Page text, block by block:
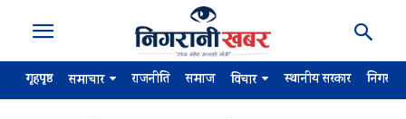
गृहपृष्ठ समाचार राजनीति समाज विचार स्थानीय सरकार